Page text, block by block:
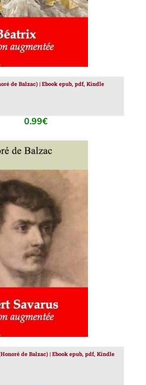
de Balzac) | Ebook epub, pdf, Kindle
0.99€
/ DÉTAILS
de Balzac) | Ebook epub, pdf, Kindle